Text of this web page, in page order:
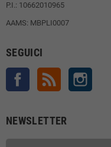
P.I.: 10662010965
AAMS: MBPLI0007
SEGUICI
Facebook Rss
NEWSLETTER